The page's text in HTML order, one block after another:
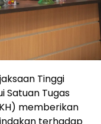
Tinggi
Satuan Tugas
memberikan